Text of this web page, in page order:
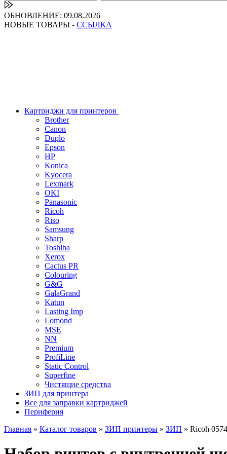
ОБНОВЛЕНИЕ: 09.08.2026
НОВЫЕ ТОВАРЫ - ССЫЛКА
Картриджи для принтеров
Brother
Canon
Duplo
Epson
HP
Konica
Kyocera
Lexmark
OKI
Panasonic
Ricoh
Riso
Samsung
Sharp
Toshiba
Xerox
Cactus PR
Colouring
G&G
GalaGrand
Katun
Lasting Imp
Lomond
MSE
NN
Premium
ProfiLine
Static Control
Superfine
Чистящие средства
ЗИП для принтера
Все для заправки картриджей
Периферия
Главная » Каталог товаров » ЗИП принтеры » ЗИП » Ricoh